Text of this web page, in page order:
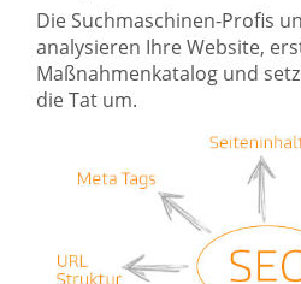
Die Suchmaschinen-Profis
analysieren Ihre Website,
Maßnahmenkatalog und
die Tat um.